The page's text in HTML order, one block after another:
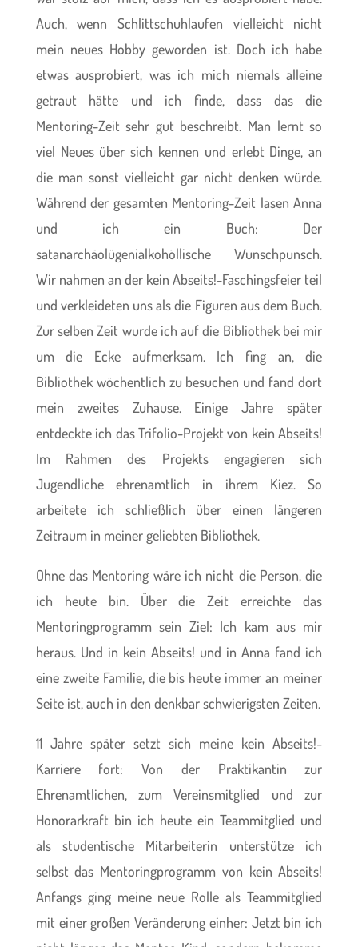
Auch, wenn Schlittschuhlaufen vielleicht nicht
mein neues Hobby geworden ist. Doch ich habe
etwas ausprobiert, was ich mich niemals alleine
getraut hätte und ich finde, dass das die
Mentoring-Zeit sehr gut beschreibt. Man lernt so
viel Neues über sich kennen und erlebt Dinge, an
die man sonst vielleicht gar nicht denken würde.
Während der gesamten Mentoring-Zeit lasen Anna
und ich ein Buch: Der
satanarchäolügenialkohöllische Wunschpunsch.
Wir nahmen an der kein Abseits!-Faschingsfeier teil
und verkleideten uns als die Figuren aus dem Buch.
Zur selben Zeit wurde ich auf die Bibliothek bei mir
um die Ecke aufmerksam. Ich fing an, die
Bibliothek wöchentlich zu besuchen und fand dort
mein zweites Zuhause. Einige Jahre später
entdeckte ich das Trifolio-Projekt von kein Abseits!
Im Rahmen des Projekts engagieren sich
Jugendliche ehrenamtlich in ihrem Kiez. So
arbeitete ich schließlich über einen längeren
Zeitraum in meiner geliebten Bibliothek.
Ohne das Mentoring wäre ich nicht die Person, die
ich heute bin. Über die Zeit erreichte das
Mentoringprogramm sein Ziel: Ich kam aus mir
heraus. Und in kein Abseits! und in Anna fand ich
eine zweite Familie, die bis heute immer an meiner
Seite ist, auch in den denkbar schwierigsten Zeiten.
11 Jahre später setzt sich meine kein Abseits!-
Karriere fort: Von der Praktikantin zur
Ehrenamtlichen, zum Vereinsmitglied und zur
Honorarkraft bin ich heute ein Teammitglied und
als studentische Mitarbeiterin unterstütze ich
selbst das Mentoringprogramm von kein Abseits!
Anfangs ging meine neue Rolle als Teammitglied
mit einer großen Veränderung einher: Jetzt bin ich